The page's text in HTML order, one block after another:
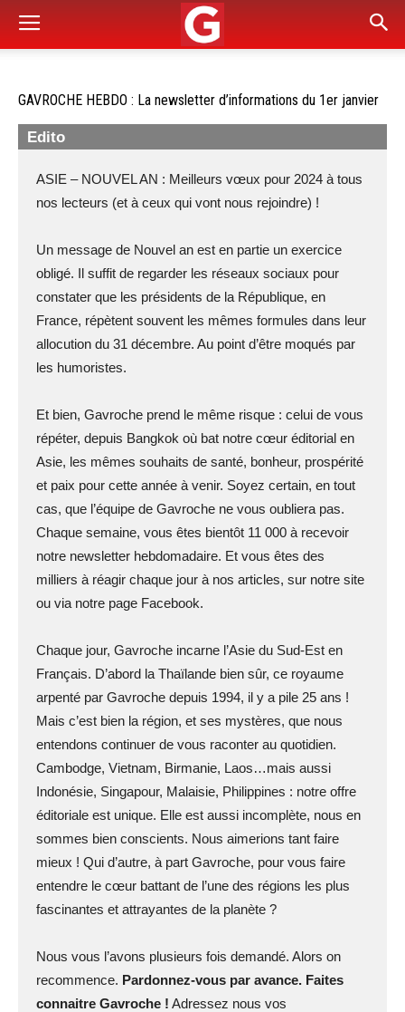
GAVROCHE HEBDO : La newsletter d’informations du 1er janvier
Edito
ASIE – NOUVEL AN : Meilleurs vœux pour 2024 à tous
nos lecteurs (et à ceux qui vont nous rejoindre) !
Un message de Nouvel an est en partie un exercice
obligé. Il suffit de regarder les réseaux sociaux pour
constater que les présidents de la République, en
France, répètent souvent les mêmes formules dans leur
allocution du 31 décembre. Au point d’être moqués par
les humoristes.
Et bien, Gavroche prend le même risque : celui de vous
répéter, depuis Bangkok où bat notre cœur éditorial en
Asie, les mêmes souhaits de santé, bonheur, prospérité
et paix pour cette année à venir. Soyez certain, en tout
cas, que l’équipe de Gavroche ne vous oubliera pas.
Chaque semaine, vous êtes bientôt 11 000 à recevoir
notre newsletter hebdomadaire. Et vous êtes des
milliers à réagir chaque jour à nos articles, sur notre site
ou via notre page Facebook.
Chaque jour, Gavroche incarne l’Asie du Sud-Est en
Français. D’abord la Thaïlande bien sûr, ce royaume
arpenté par Gavroche depuis 1994, il y a pile 25 ans !
Mais c’est bien la région, et ses mystères, que nous
entendons continuer de vous raconter au quotidien.
Cambodge, Vietnam, Birmanie, Laos…mais aussi
Indonésie, Singapour, Malaisie, Philippines : notre offre
éditoriale est unique. Elle est aussi incomplète, nous en
sommes bien conscients. Nous aimerions tant faire
mieux ! Qui d’autre, à part Gavroche, pour vous faire
entendre le cœur battant de l’une des régions les plus
fascinantes et attrayantes de la planète ?
Nous vous l’avons plusieurs fois demandé. Alors on
recommence. Pardonnez-vous par avance. Faites
connaitre Gavroche ! Adressez nous vos